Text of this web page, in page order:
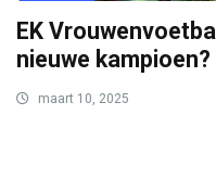
EK
nieuwe kampioen?
maart 10, 2025